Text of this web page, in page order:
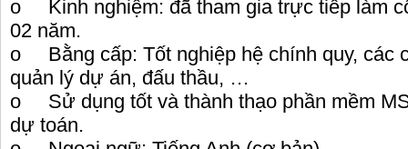
o Kinh nghiệm: đã tham gia trực tiếp làm
02 năm.
o Bằng cấp: Tốt nghiệp hệ chính quy, các
quản lý dự án, đấu thầu, …
o Sử dụng tốt và thành thạo phần mềm
dự toán.